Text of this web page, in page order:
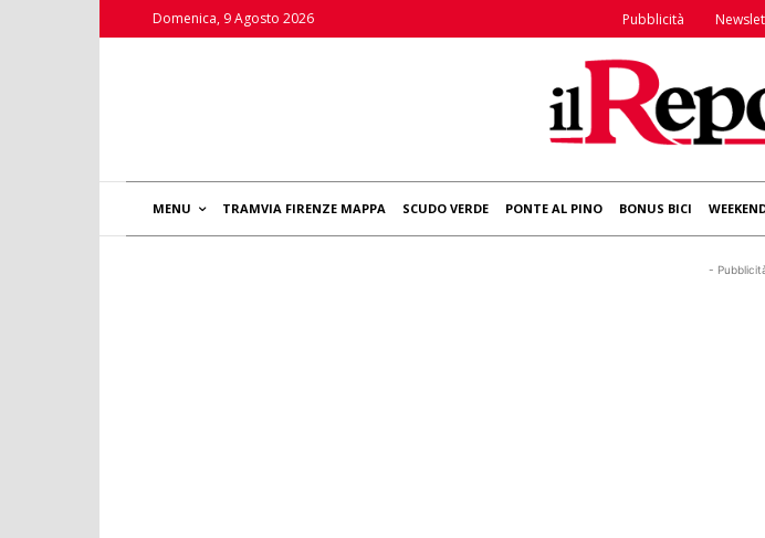
Domenica, 9 Agosto 2026 Pubblicità
MENU TRAMVIA FIRENZE MAPPA SCUDO VERDE PONTE AL PINO BONUS BICI
-